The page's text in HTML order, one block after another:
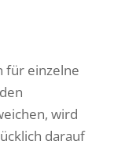
für einzelne
wird
darauf